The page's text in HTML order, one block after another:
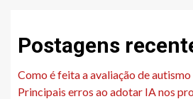
Postagens
Como é feita a avaliação de
Principais erros ao adotar IA nos